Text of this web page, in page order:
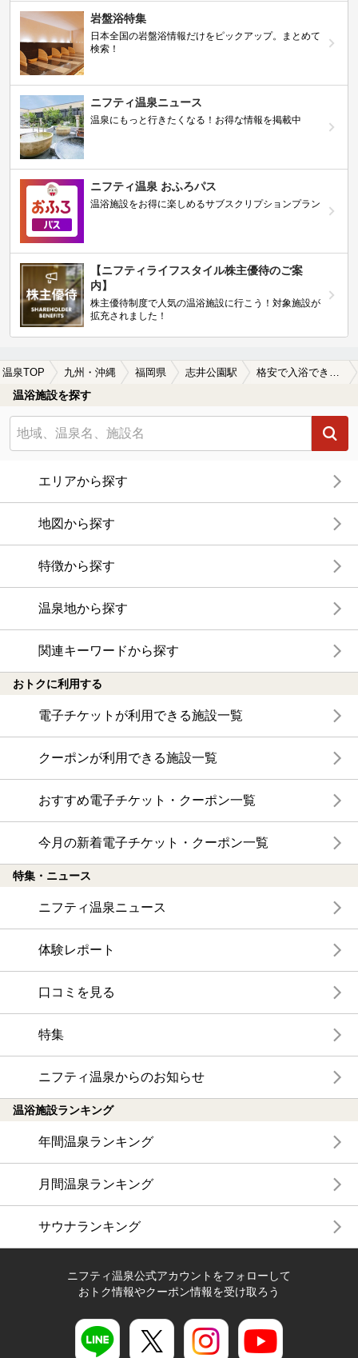
岩盤浴特集
日本全国の岩盤浴情報だけをピックアップ。まとめて
検索！
ニフティ温泉ニュース
温泉にもっと行きたくなる！お得な情報を掲載中
ニフティ温泉 おふろパス
温浴施設をお得に楽しめるサブスクリプションプラン
【ニフティライフスタイル株主優待のご案
内】
株主優待制度で人気の温浴施設に行こう！対象施設が
拡充されました！
温泉TOP 九州・沖縄 福岡県 志井公園駅
温浴施設を探す
エリアから探す
地図から探す
特徴から探す
温泉地から探す
関連キーワードから探す
おトクに利用する
電子チケットが利用できる施設一覧
クーポンが利用できる施設一覧
おすすめ電子チケット・クーポン一覧
今月の新着電子チケット・クーポン一覧
特集・ニュース
ニフティ温泉ニュース
体験レポート
口コミを見る
特集
ニフティ温泉からのお知らせ
温浴施設ランキング
年間温泉ランキング
月間温泉ランキング
サウナランキング
ニフティ温泉公式アカウントをフォローして
おトク情報やクーポン情報を受け取ろう